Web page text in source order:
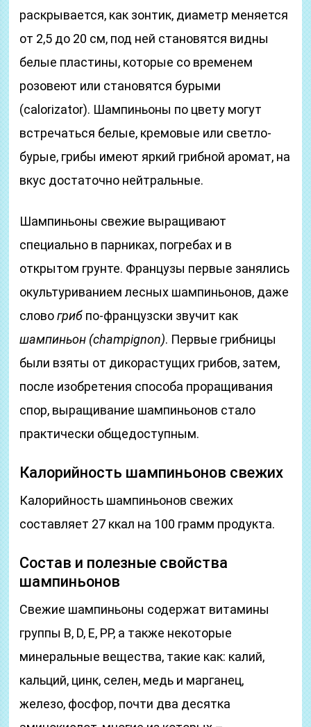
раскрывается, как зонтик, диаметр меняется
от 2,5 до 20 см, под ней становятся видны
белые пластины, которые со временем
розовеют или становятся бурыми
(calorizator). Шампиньоны по цвету могут
встречаться белые, кремовые или светло-
бурые, грибы имеют яркий грибной аромат, на
вкус достаточно нейтральные.
Шампиньоны свежие выращивают
специально в парниках, погребах и в
открытом грунте. Французы первые занялись
окультуриванием лесных шампиньонов, даже
словогриб по-французски звучит как
шампиньон (champignon). Первые грибницы
были взяты от дикорастущих грибов, затем,
после изобретения способа проращивания
спор, выращивание шампиньонов стало
практически общедоступным.
Калорийность шампиньонов свежих
Калорийность шампиньонов свежих
составляет 27 ккал на 100 грамм продукта.
Состав и полезные свойства
шампиньонов
Свежие шампиньоны содержат витамины
группы В, D, Е, РР, а также некоторые
минеральные вещества, такие как: калий,
кальций, цинк, селен, медь и марганец,
железо, фосфор, почти два десятка